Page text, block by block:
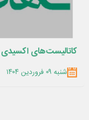
کاتالیست‌های
شنبه ۰۹ فروردین ۱۴۰۴